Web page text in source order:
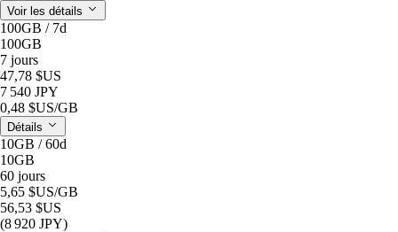
Voir les détails
100GB / 7d
100GB
7 jours
47,78 $US
7 540 JPY
0,48 $US/GB
Détails
10GB / 60d
10GB
60 jours
5,65 $US/GB
56,53 $US
(8 920 JPY)